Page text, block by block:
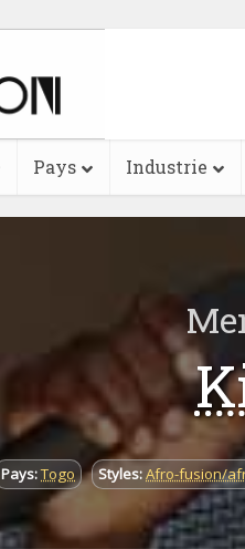
Pays Industrie
Pays:Togo Styles:Afro-fusion/